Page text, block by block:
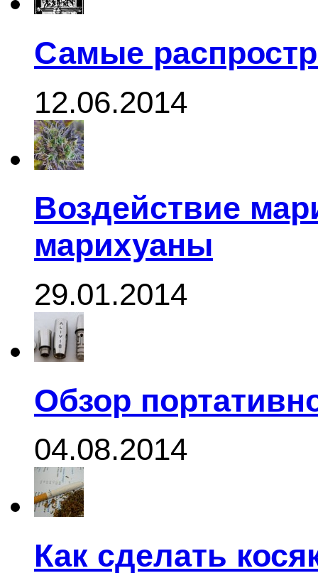
Самые
12.06.2014
Воздействие
марихуаны
29.01.2014
Обзор
04.08.2014
Как сделать